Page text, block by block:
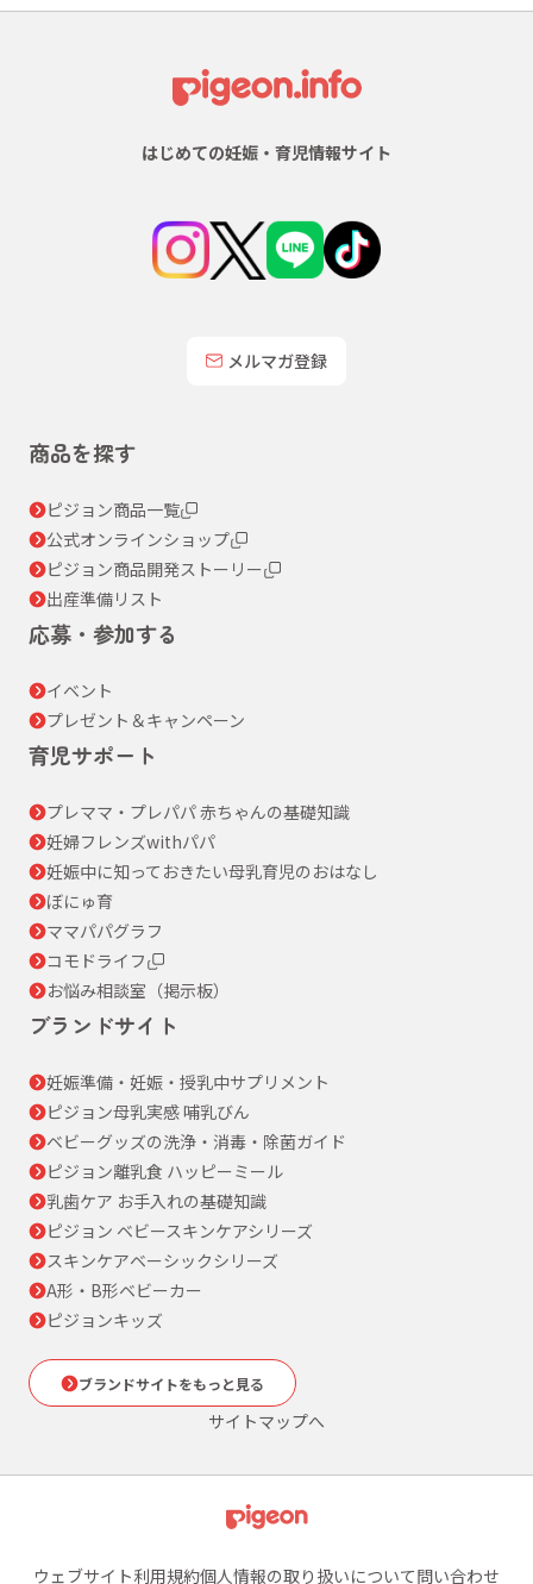
はじめての妊娠・育児情報サイト
メルマガ登録
商品を探す
ピジョン商品一覧
公式オンラインショップ
ピジョン商品開発ストーリー
出産準備リスト
応募・参加する
イベント
プレゼント＆キャンペーン
育児サポート
プレママ・プレパパ 赤ちゃんの基礎知識
妊婦フレンズwithパパ
妊娠中に知っておきたい母乳育児のおはなし
ぼにゅ育
ママパパグラフ
コモドライフ
お悩み相談室（掲示板）
ブランドサイト
妊娠準備・妊娠・授乳中サプリメント
ピジョン母乳実感 哺乳びん
ベビーグッズの洗浄・消毒・除菌ガイド
ピジョン離乳食 ハッピーミール
乳歯ケア お手入れの基礎知識
ピジョン ベビースキンケアシリーズ
スキンケアベーシックシリーズ
A形・B形ベビーカー
ピジョンキッズ
ブランドサイトをもっと見る
サイトマップへ
ウェブサイト利用規約個人情報の取り扱いについて問い合わせ